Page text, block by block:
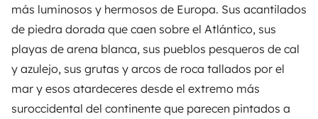
más luminosos y hermosos de Europa. Sus acantilados
de piedra dorada que caen sobre el Atlántico, sus
playas de arena blanca, sus pueblos pesqueros de cal
y azulejo, sus grutas y arcos de roca tallados por el
mar y esos atardeceres desde el extremo más
suroccidental del continente que parecen pintados a